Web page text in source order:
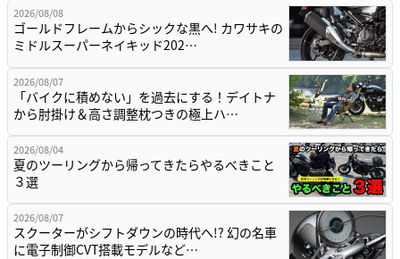
2026/08/08
ゴールドフレームからシックな黒へ! カワサキの
ミドルスーパーネイキッド202…
2026/08/07
「バイクに積めない」を過去にする！デイトナ
から肘掛け＆高さ調整枕つきの極上ハ…
2026/08/04
夏のツーリングから帰ってきたらやるべきこと
３選
2026/08/07
スクーターがシフトダウンの時代へ!? 幻の名車
に電子制御CVT搭載モデルなど…